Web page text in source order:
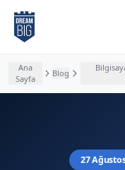
Ana içeriğe atla
Ana
Sayfa
Blog
27